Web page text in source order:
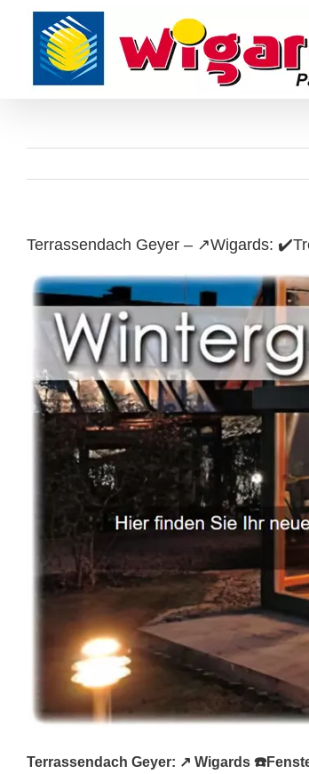
content
Terrassendach Geyer – ↗️Wigards:
Terrassendach Geyer: ↗️ Wigards